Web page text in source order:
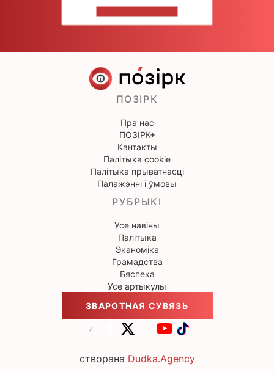
ПОЗІРК
Пра нас
ПОЗІРК+
Кантакты
Палітыка cookie
Палітыка прыватнасці
Палажэнні і ўмовы
РУБРЫКІ
Усе навіны
Палітыка
Эканоміка
Грамадства
Бяспека
Усе артыкулы
ЗВАРОТНАЯ СУВЯЗЬ
створана Dudka.Agency